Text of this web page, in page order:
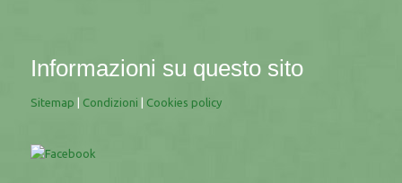
Informazioni su questo sito
Sitemap Condizioni Cookies policy